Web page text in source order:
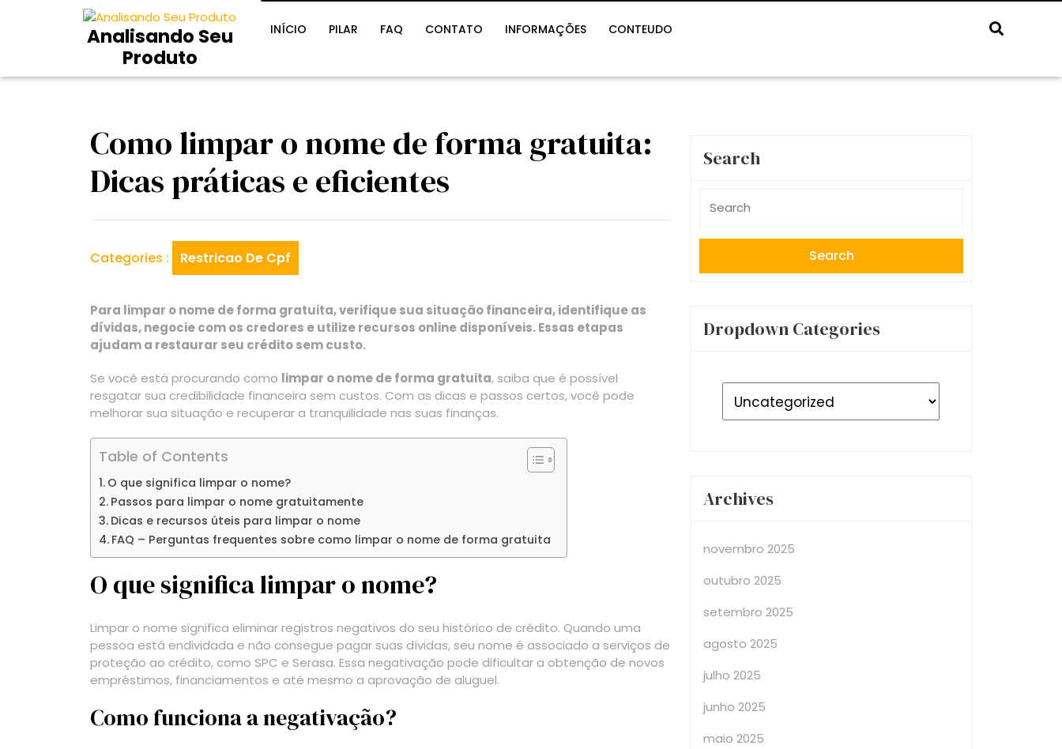
Analisando Seu
Produto
INÍCIO PILAR FAQ CONTATO INFORMAÇÕES CONTEUDO
Como limpar o nome de forma gratuita:
Dicas práticas e eficientes
Categories : Restricao De Cpf
Para limpar o nome de forma gratuita, verifique sua situação financeira, identifique as
dívidas, negocie com os credores e utilize recursos online disponíveis. Essas etapas
ajudam a restaurar seu crédito sem custo.
Se você está procurando como limpar o nome de forma gratuita, saiba que é possível
resgatar sua credibilidade financeira sem custos. Com as dicas e passos certos, você pode
melhorar sua situação e recuperar a tranquilidade nas suas finanças.
Table of Contents
O que significa limpar o nome?
Passos para limpar o nome gratuitamente
Dicas e recursos úteis para limpar o nome
FAQ – Perguntas frequentes sobre como limpar o nome de forma gratuita
O que significa limpar o nome?
Limpar o nome significa eliminar registros negativos do seu histórico de crédito. Quando uma
pessoa está endividada e não consegue pagar suas dívidas, seu nome é associado a serviços de
proteção ao crédito, como SPC e Serasa. Essa negativação pode dificultar a obtenção de novos
empréstimos, financiamentos e até mesmo a aprovação de aluguel.
Como funciona a negativação?
Search
for:
Dropdown Categories
Archives
novembro 2025
outubro 2025
setembro 2025
agosto 2025
julho 2025
junho 2025
maio 2025